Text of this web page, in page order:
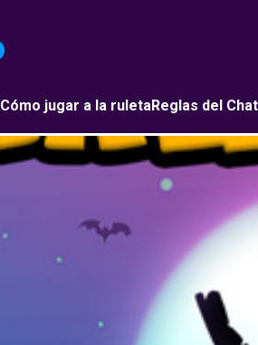
Cómo jugar a la ruletaReglas del